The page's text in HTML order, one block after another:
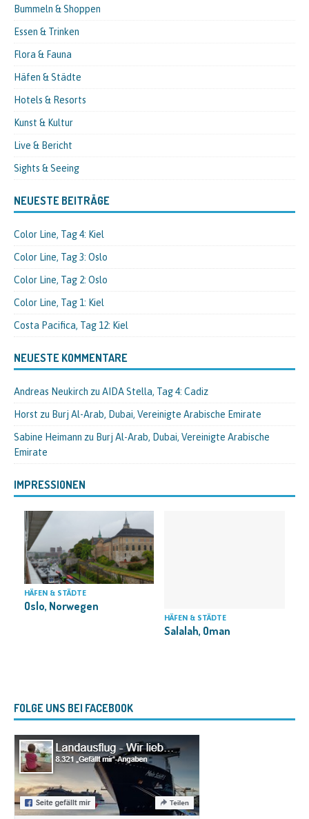
Bummeln & Shoppen
Essen & Trinken
Flora & Fauna
Häfen & Städte
Hotels & Resorts
Kunst & Kultur
Live & Bericht
Sights & Seeing
NEUESTE BEITRÄGE
Color Line, Tag 4: Kiel
Color Line, Tag 3: Oslo
Color Line, Tag 2: Oslo
Color Line, Tag 1: Kiel
Costa Pacifica, Tag 12: Kiel
NEUESTE KOMMENTARE
Andreas Neukirch zuAIDA Stella, Tag 4: Cadiz
Horst zu Burj Al-Arab, Dubai, Vereinigte Arabische Emirate
Sabine Heimann zu Burj Al-Arab, Dubai, Vereinigte Arabische
Emirate
IMPRESSIONEN
HÄFEN & STÄDTE
Oslo, Norwegen
HÄFEN & STÄDTE
Salalah, Oman
FOLGE UNS BEI FACEBOOK